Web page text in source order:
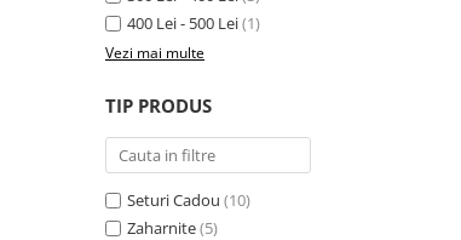
Colectia Wild Hearts
Colectia Blue Spring
400 Lei - 500 Lei(1)
Vezi mai multe
TIP PRODUS
Seturi Cadou (10)
Zaharnite(5)